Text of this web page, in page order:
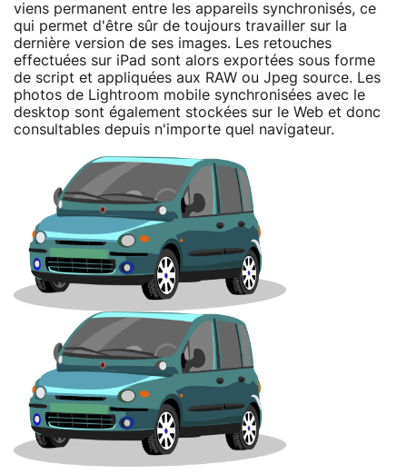
viens permanent entre les appareils synchronisés, ce
qui permet d'être sûr de toujours travailler sur la
dernière version de ses images. Les retouches
effectuées sur iPad sont alors exportées sous forme
de script et appliquées aux RAW ou Jpeg source. Les
photos de Lightroom mobile synchronisées avec le
desktop sont également stockées sur le Web et donc
consultables depuis n'importe quel navigateur.